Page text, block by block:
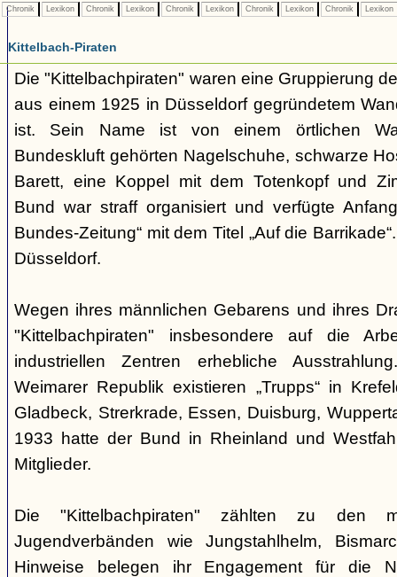
Chronik Lexikon Chronik Lexikon Chronik Lexikon Chronik Lexikon Chronik Lexikon
Kittelbach-Piraten
Die "Kittelbachpiraten" waren eine Gruppierung
aus einem 1925 in Düsseldorf gegründetem
ist. Sein Name ist von einem örtlichen
Bundeskluft gehörten Nagelschuhe, schwarze
Barett, eine Koppel mit dem Totenkopf und
Bund war straff organisiert und verfügte
Bundes-Zeitung“ mit dem Titel „Auf die
Düsseldorf.
Wegen ihres männlichen Gebarens und ihres
"Kittelbachpiraten" insbesondere auf die
industriellen Zentren erhebliche
Weimarer Republik existieren „Trupps“ in
Gladbeck, Strerkrade, Essen, Duisburg,
1933 hatte der Bund in Rheinland und
Mitglieder.
Die "Kittelbachpiraten" zählten zu den
Jugendverbänden wie Jungstahlhelm,
Hinweise belegen ihr Engagement für die